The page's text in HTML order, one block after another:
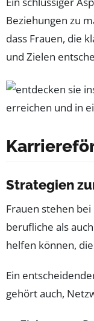
Beziehungen zu
dass Frauen, die
und Zielen
Strategien
Frauen stehen
berufliche als
helfen können,
Ein
gehört auch,